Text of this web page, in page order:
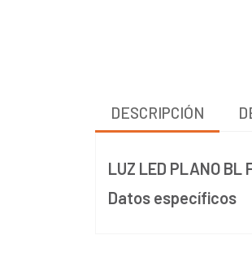
DESCRIPCIÓN
LUZ LED PLANO BL
Datos específicos